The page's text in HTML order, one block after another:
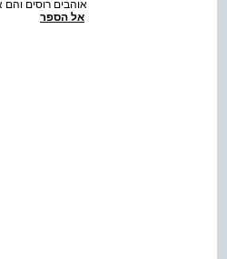
אוהבים רוסים
אל הספר